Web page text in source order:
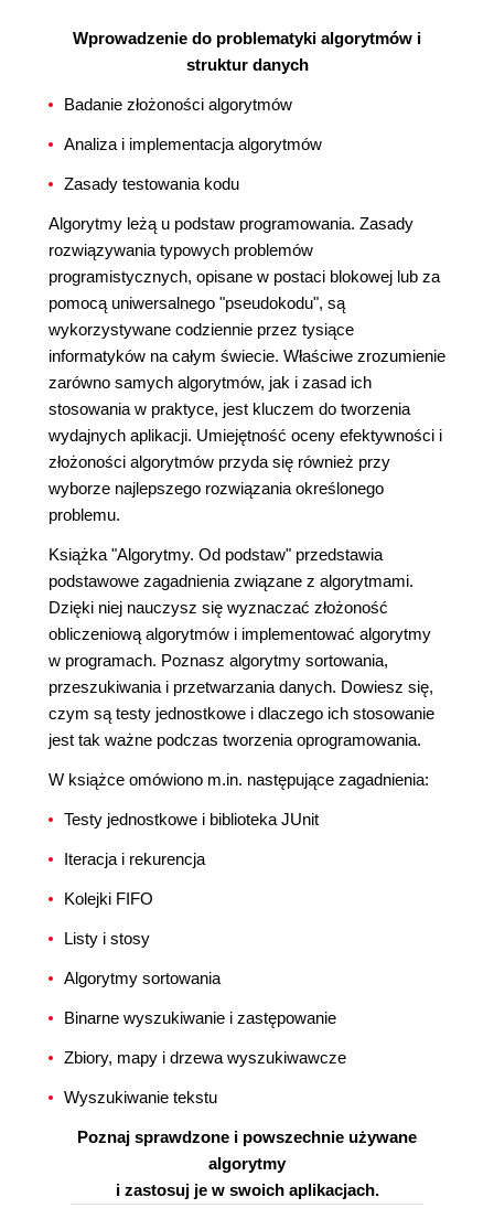
Wprowadzenie do problematyki algorytmów i
struktur danych
Badanie złożoności algorytmów
Analiza i implementacja algorytmów
Zasady testowania kodu
Algorytmy leżą u podstaw programowania. Zasady
rozwiązywania typowych problemów
programistycznych, opisane w postaci blokowej lub za
pomocą uniwersalnego "pseudokodu", są
wykorzystywane codziennie przez tysiące
informatyków na całym świecie. Właściwe zrozumienie
zarówno samych algorytmów, jak i zasad ich
stosowania w praktyce, jest kluczem do tworzenia
wydajnych aplikacji. Umiejętność oceny efektywności i
złożoności algorytmów przyda się również przy
wyborze najlepszego rozwiązania określonego
problemu.
Książka "Algorytmy. Od podstaw" przedstawia
podstawowe zagadnienia związane z algorytmami.
Dzięki niej nauczysz się wyznaczać złożoność
obliczeniową algorytmów i implementować algorytmy
w programach. Poznasz algorytmy sortowania,
przeszukiwania i przetwarzania danych. Dowiesz się,
czym są testy jednostkowe i dlaczego ich stosowanie
jest tak ważne podczas tworzenia oprogramowania.
W książce omówiono m.in. następujące zagadnienia:
Testy jednostkowe i biblioteka JUnit
Iteracja i rekurencja
Kolejki FIFO
Listy i stosy
Algorytmy sortowania
Binarne wyszukiwanie i zastępowanie
Zbiory, mapy i drzewa wyszukiwawcze
Wyszukiwanie tekstu
Poznaj sprawdzone i powszechnie używane
algorytmy
i zastosuj je w swoich aplikacjach.